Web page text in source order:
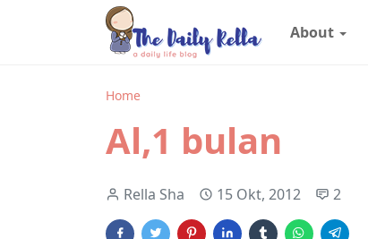
About
Home
Al,1 bulan
Rella Sha 15 Okt, 2012 2